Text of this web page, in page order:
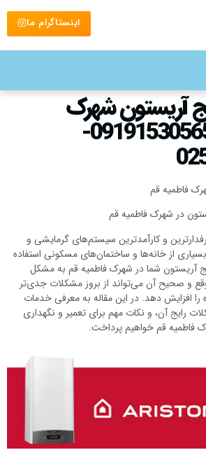
اینستاگرام ما
آریستون شهرک
فاطمیه قم |09191530565-
فاطمیه قم
در شهرک فاطمیه قم
و کارآمدترین سیستم‌های گرمایشی و
از خانه‌ها و ساختمان‌های مسکونی استفاده
آریستون شما در شهرک فاطمیه قم به مشکل
و صحیح آن می‌تواند از بروز مشکلات جدی‌تر
را افزایش دهد. در این مقاله به معرفی خدمات
رایج آن، و نکات مهم برای تعمیر و نگهداری
فاطمیه قم خواهیم پرداخت.